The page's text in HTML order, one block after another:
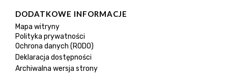
DODATKOWE INFORMACJE
Mapa witryny
Polityka prywatności
Ochrona danych (RODO)
Deklaracja dostępności
Archiwalna wersja strony